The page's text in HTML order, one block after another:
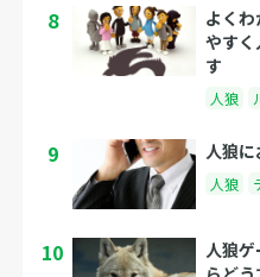
8
よく
やすく
す
人狼
9 人狼に
人狼
10
人狼ゲ